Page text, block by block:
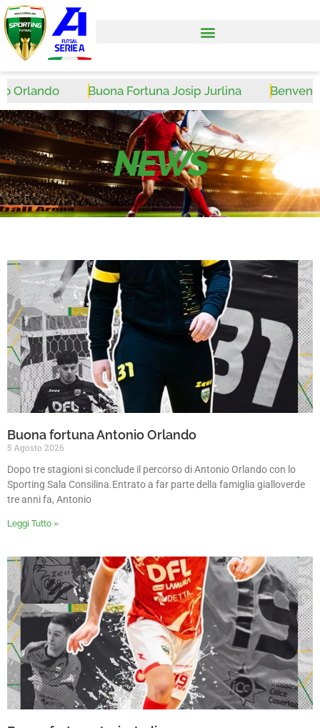
Buona Fortuna Josip Jurlina Benvenuto
NEWS
Buona fortuna Antonio Orlando
5 Agosto 2026
Dopo tre stagioni si conclude il percorso di Antonio Orlando con lo
Sporting Sala Consilina.Entrato a far parte della famiglia gialloverde
tre anni fa, Antonio
Leggi Tutto »